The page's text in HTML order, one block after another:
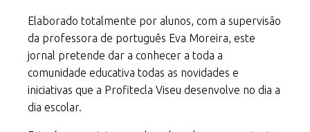
Elaborado totalmente por alunos, com a supervisão
da professora de português Eva Moreira, este
jornal pretende dar a conhecer a toda a
comunidade educativa todas as novidades e
iniciativas que a Profitecla Viseu desenvolve no dia a
dia escolar.